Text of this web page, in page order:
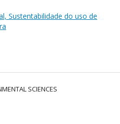
Sustentabilidade do uso de
SCIENCES